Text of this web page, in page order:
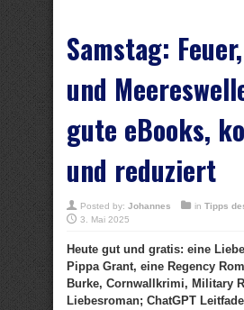
Samstag:
und
gute eBooks,
und reduziert
Posted by: Johannes in Tipps
3. Mai 2025
Heute gut und gratis: eine
Pippa Grant, eine Regency
Burke, Cornwallkrimi, Military
Liebesroman; ChatGPT